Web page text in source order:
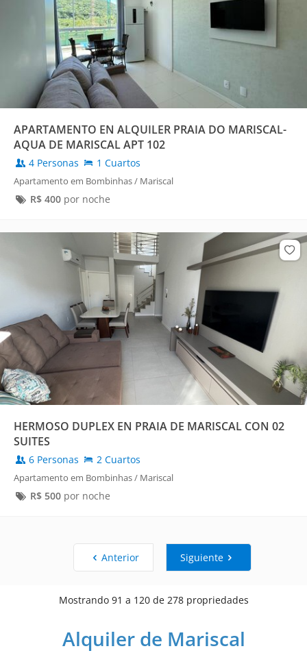
APARTAMENTO EN ALQUILER PRAIA DO MARISCAL-
AQUA DE MARISCAL APT 102
4 Personas 1 Cuartos
Apartamento em Bombinhas / Mariscal
R$ 400por noche
HERMOSO DUPLEX EN PRAIA DE MARISCAL CON 02
SUITES
6 Personas 2 Cuartos
Apartamento em Bombinhas / Mariscal
R$ 500por noche
Anterior
Mostrando 91 a 120 de 278 propriedades
Siguiente
Alquiler de Mariscal